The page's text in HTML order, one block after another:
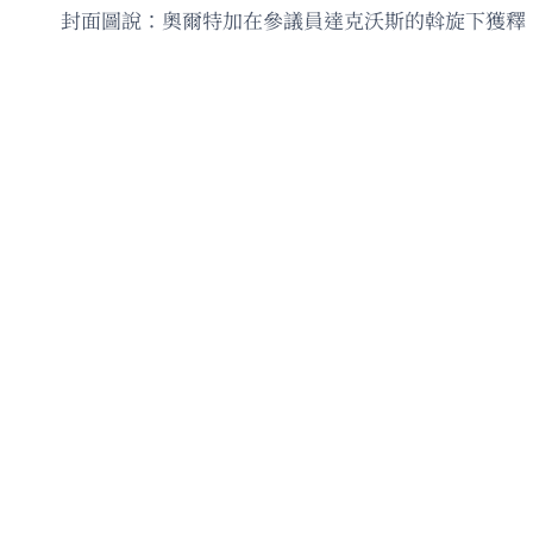
封面圖說：奧爾特加在參議員達克沃斯的斡旋下獲釋